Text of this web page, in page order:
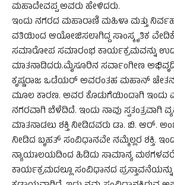
ಮಹಾದೇವಪ್ಪ ಅವರು ಹೇಳಿದರು.
ಇಂದು ನಗರದ ಮಹಾರಾಣಿ ಮಹಿಳಾ ಮತ್ತು
ವತಿಯಿಂದ ಆಯೋಜಿಸಲಾಗಿದ್ದ ಸಾಂಸ್ಕೃತಿಕ ವೇದಿಕೆ
ಸಮಾರೋಪ ಸಮಾರಂಭ ಕಾರ್ಯಕ್ರಮವನ್ನು
ಮಾತನಾಡಿದರು.ಮೈಸೂರಿನ ಸರ್ವಾಂಗೀಣ
ಕೃಷ್ಣರಾಜ ಒಡೆಯರ್ ಅವರಂತಹ ಮಹಾನ್
ಮೂಲ ಕಾರಣ. ಅವರ ಕೊಡುಗೆಯಿಂದಾಗಿ ಇಂದು
ನಗರವಾಗಿ ಬೆಳೆದಿದೆ. ಇಂದು ನಾವು ಸ್ವತಂತ್ರವಾಗಿ
ಮಾತನಾಡಲು ಶಕ್ತಿ ನೀಡಿದವರು ಡಾ. ಬಿ. ಆರ್.
ನೀಡಿದ ಬೃಹತ್ ಸಂವಿಧಾನವೇ ನಮ್ಮೆಲ್ಲರ ಶಕ್ತಿ.
ನ್ಯಾಯಾಲಯದಿಂದ ಹಿಡಿದು ಸಾಮಾನ್ಯ
ಕಾರ್ಯಕ್ರಮದಲ್ಲೂ ಸಂವಿಧಾನದ ಪ್ರಸ್ತಾವನೆಯನ್ನು